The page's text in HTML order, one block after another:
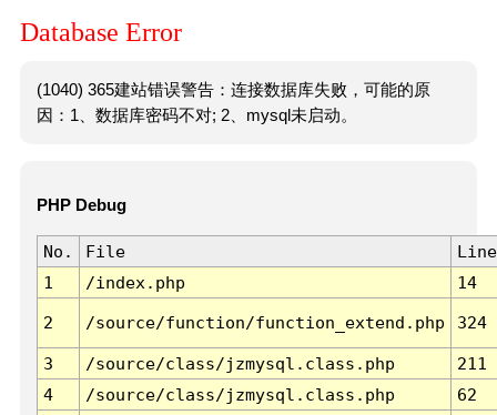
Database Error
(1040) 365建站错误警告：连接数据库失败，可能的原
因：1、数据库密码不对; 2、mysql未启动。
PHP Debug
No. File
Line
1
/index.php 14
2 /source/function/function_extend.php 324
3 /source/class/jzmysql.class.php
211
4
/source/class/jzmysql.class.php
62